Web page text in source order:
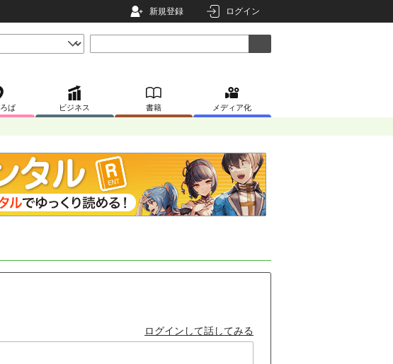
新規登録 ログイン
ば ビジネス 書籍 メディア化
ログインして話してみる